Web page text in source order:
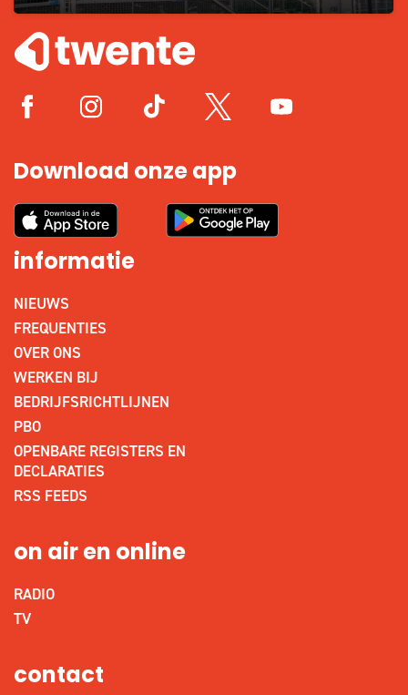
Download onze app
informatie
NIEUWS
FREQUENTIES
OVER ONS
WERKEN BIJ
BEDRIJFSRICHTLIJNEN
PBO
OPENBARE REGISTERS EN
DECLARATIES
RSS FEEDS
on air en online
RADIO
TV
contact